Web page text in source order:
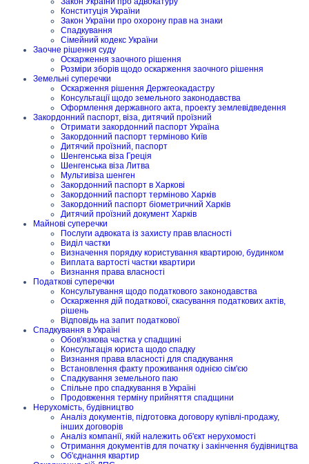
Конституція України
Закон України про охорону прав на знаки
Спадкування
Сімейний кодекс України
Заочне рішення суду
Оскарження заочного рішення
Розміри зборів щодо оскарження заочного рішення
Земельні суперечки
Оскарження рішення Держгеокадастру
Консультації щодо земельного законодавства
Оформлення державного акта, проекту землевідведення
Закордонний паспорт, віза, дитячий проїзний
Отримати закордонний паспорт Україна
Закордонний паспорт терміново Київ
Дитячий проїзний, паспорт
Шенгенська віза Греція
Шенгенська віза Литва
Мультивіза шенген
Закордонний паспорт в Харкові
Закордонний паспорт терміново Харків
Закордонний паспорт біометричний Харків
Дитячий проїзний документ Харків
Майнові суперечки
Послуги адвоката із захисту прав власності
Виділ частки
Визначення порядку користування квартирою, будинком
Виплата вартості частки квартири
Визнання права власності
Податкові суперечки
Консультування щодо податкового законодавства
Оскарження дій податкової, скасування податкових актів,
рішень
Відповідь на запит податкової
Спадкування в Україні
Обов'язкова частка у спадщині
Консультація юриста щодо спадку
Визнання права власності для спадкування
Встановлення факту проживання однією сім'єю
Спадкування земельного паю
Спільне про спадкування в Україні
Продовження терміну прийняття спадщини
Нерухомість, будівництво
Аналіз документів, підготовка договору купівлі-продажу,
інших договорів
Аналіз компанії, якій належить об'єкт нерухомості
Отримання документів для початку і закінчення будівництва
Об'єднання квартир